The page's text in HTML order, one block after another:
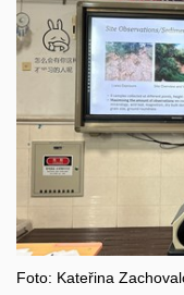
Foto: Kateřina